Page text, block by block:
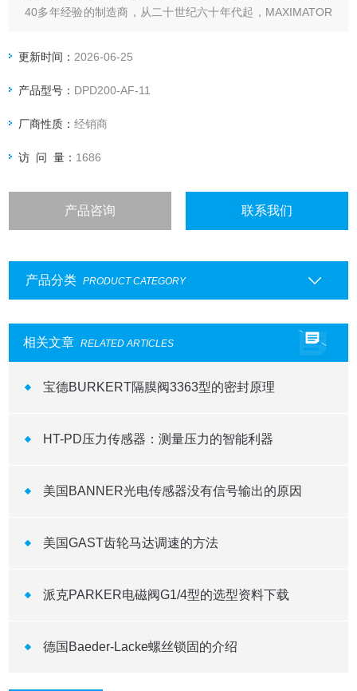
40多年经验的制造商，从二十世纪六十年代起，MAXIMATOR
统。鼎銮好价德国MAXIMATOR增压泵
更新时间： 2026-06-25
产品型号： DPD200-AF-11
厂商性质：经销商
访 问 量： 1686
产品咨询 联系我们
产品分类 PRODUCT CATEGORY
相关文章 RELATED ARTICLES
宝德BURKERT隔膜阀3363型的密封原理
HT-PD压力传感器：测量压力的智能利器
美国BANNER光电传感器没有信号输出的原因
美国GAST齿轮马达调速的方法
派克PARKER电磁阀G1/4型的选型资料下载
德国Baeder-Lacke螺丝锁固的介绍